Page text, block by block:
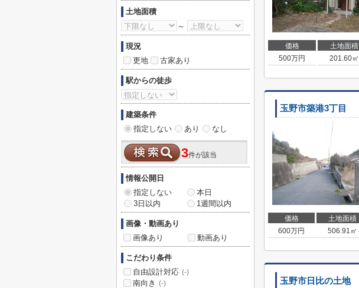
価格 土地面積
500万円 201.60㎡
玉野市築港3丁目
価格 土地面積
600万円 506.91㎡
玉野市日比の土地
土地面積
～
現況
更地
古家あり
駅からの徒歩
建築条件
指定しない
あり なし
3件が該当
情報公開日
指定しない
本日
3日以内
1週間以内
画像・動画あり
画像あり
動画あり
こだわり条件
自由設計対応 (-)
南向き (-)